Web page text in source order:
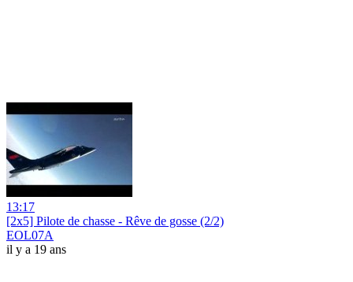
13:17
[2x5] Pilote de chasse - Rêve de gosse (2/2)
EOL07A
il y a 19 ans